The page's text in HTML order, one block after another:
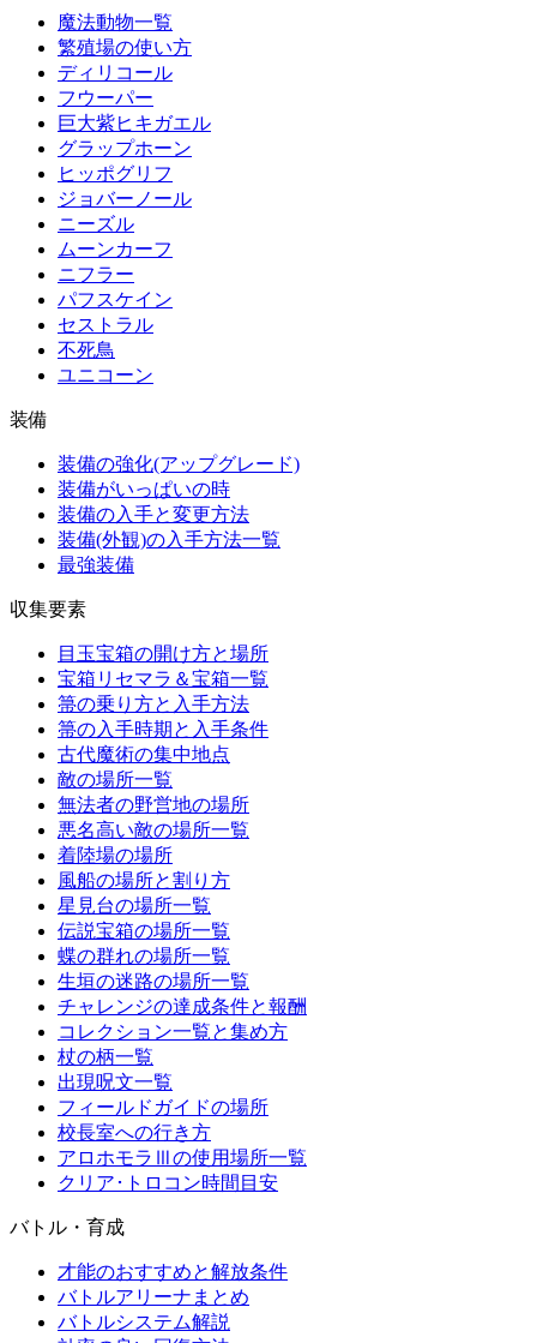
魔法動物一覧
繁殖場の使い方
ディリコール
フウーパー
巨大紫ヒキガエル
グラップホーン
ヒッポグリフ
ジョバーノール
ニーズル
ムーンカーフ
ニフラー
パフスケイン
セストラル
不死鳥
ユニコーン
装備
装備の強化(アップグレード)
装備がいっぱいの時
装備の入手と変更方法
装備(外観)の入手方法一覧
最強装備
収集要素
目玉宝箱の開け方と場所
宝箱リセマラ＆宝箱一覧
箒の乗り方と入手方法
箒の入手時期と入手条件
古代魔術の集中地点
敵の場所一覧
無法者の野営地の場所
悪名高い敵の場所一覧
着陸場の場所
風船の場所と割り方
星見台の場所一覧
伝説宝箱の場所一覧
蝶の群れの場所一覧
生垣の迷路の場所一覧
チャレンジの達成条件と報酬
コレクション一覧と集め方
杖の柄一覧
出現呪文一覧
フィールドガイドの場所
校長室への行き方
アロホモラⅢの使用場所一覧
クリア･トロコン時間目安
バトル・育成
才能のおすすめと解放条件
バトルアリーナまとめ
バトルシステム解説